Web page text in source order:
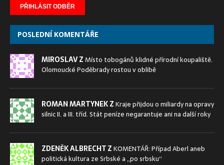
POSLEDNÍ KOMENTÁŘE
MIROSLAV ZMísto tobogánů klidné přírodní koupaliště.
Olomoucké Poděbrady rostou v oblibě
ROMAN MARTYNEK ZKraje přijdou o miliardy na opravy
silnic II. a III. tříd. Stát peníze negarantuje ani na další roky
ZDENĚK ALBRECHT ZKOMENTÁŘ: Případ Aberl aneb
politická kultura ze Srbské a „po srbsku“